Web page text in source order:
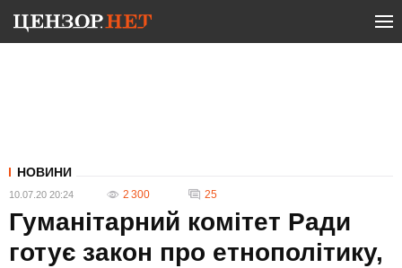
НОВИНИ
10.07.20 20:24 2 300 25
Гуманітарний комітет Ради
готує закон про етнополітику,